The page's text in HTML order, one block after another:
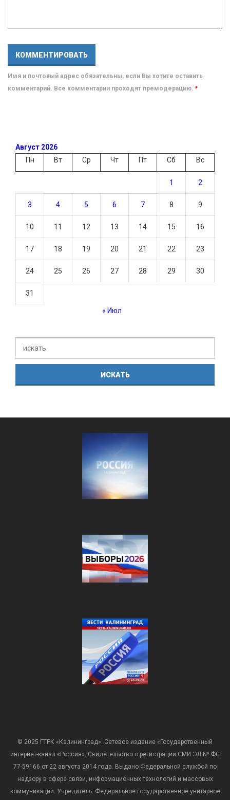
Имя и почтовый адрес обязательны, если Вы хотите оставить
комментарий. Все комментарии проходят премодерацию. *
Август 2026
Пн
Вт Ср Чт Пт Сб Вс
1 2
3 4 5 6 7 8 9
10 11 12 13 14 15 16
17 18 19 20 21 22 23
24 25 26 27 28 29 30
31
« Июл
© 2025 ГТРК «Калининград». Сетевое издание «Государственный
интернет-канал «Россия». Свидетельство о регистрации СМИ ЭЛ № ФС
77-59166 от 22 августа 2014 года. Выдано Федеральной службой по
надзору в сфере связи, информационных технологий и массовых
коммуникаций. Учредитель: Федеральное государственное унитарное